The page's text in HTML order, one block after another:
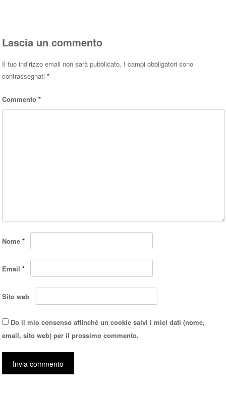
Lascia un commento
Il tuo indirizzo email non sarà pubblicato. I campi obbligatori sono
contrassegnati*
Commento*
Nome*
Email*
Sito web
Do il mio consenso affinché un cookie salvi i miei dati (nome,
email, sito web) per il prossimo commento.